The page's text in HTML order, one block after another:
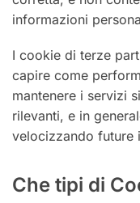
informazioni
I cookie di terze
capire come
mantenere i servizi
rilevanti, e in
velocizzando future
Che tipi di